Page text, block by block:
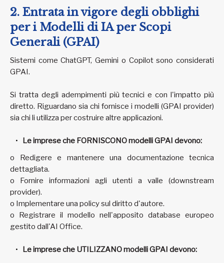
2. Entrata in vigore degli obblighi
per i Modelli di IA per Scopi
Generali (GPAI)
Sistemi come ChatGPT, Gemini o Copilot sono considerati
GPAI.
Si tratta degli adempimenti più tecnici e con l'impatto più
diretto. Riguardano sia chi fornisce i modelli (GPAI provider)
sia chi li utilizza per costruire altre applicazioni.
Le imprese che FORNISCONO modelli GPAI devono:
o Redigere e mantenere una documentazione tecnica
dettagliata.
o Fornire informazioni agli utenti a valle (downstream
provider).
o Implementare una policy sul diritto d'autore.
o Registrare il modello nell'apposito database europeo
gestito dall'AI Office.
Le imprese che UTILIZZANO modelli GPAI devono: